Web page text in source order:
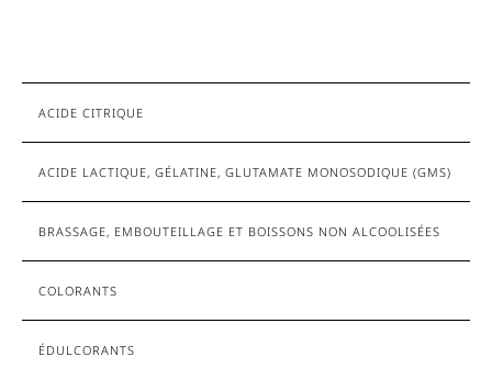
ACIDE CITRIQUE
ACIDE LACTIQUE, GÉLATINE, GLUTAMATE MONOSODIQUE (GMS)
BRASSAGE, EMBOUTEILLAGE ET BOISSONS NON ALCOOLISÉES
COLORANTS
ÉDULCORANTS